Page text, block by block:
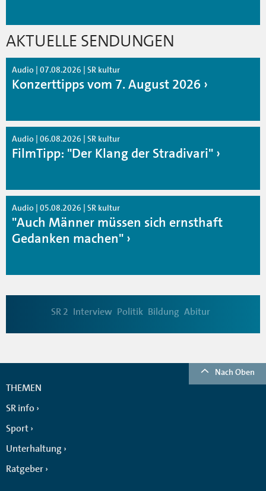
AKTUELLE SENDUNGEN
Audio | 07.08.2026 | SR kultur
Konzerttipps vom 7. August 2026
Audio | 06.08.2026 | SR kultur
FilmTipp: "Der Klang der Stradivari"
Audio | 05.08.2026 | SR kultur
"Auch Männer müssen sich ernsthaft
Gedanken machen"
SR 2 Interview Politik Bildung Abitur
Nach Oben
THEMEN
SR info
Sport
Unterhaltung
Ratgeber